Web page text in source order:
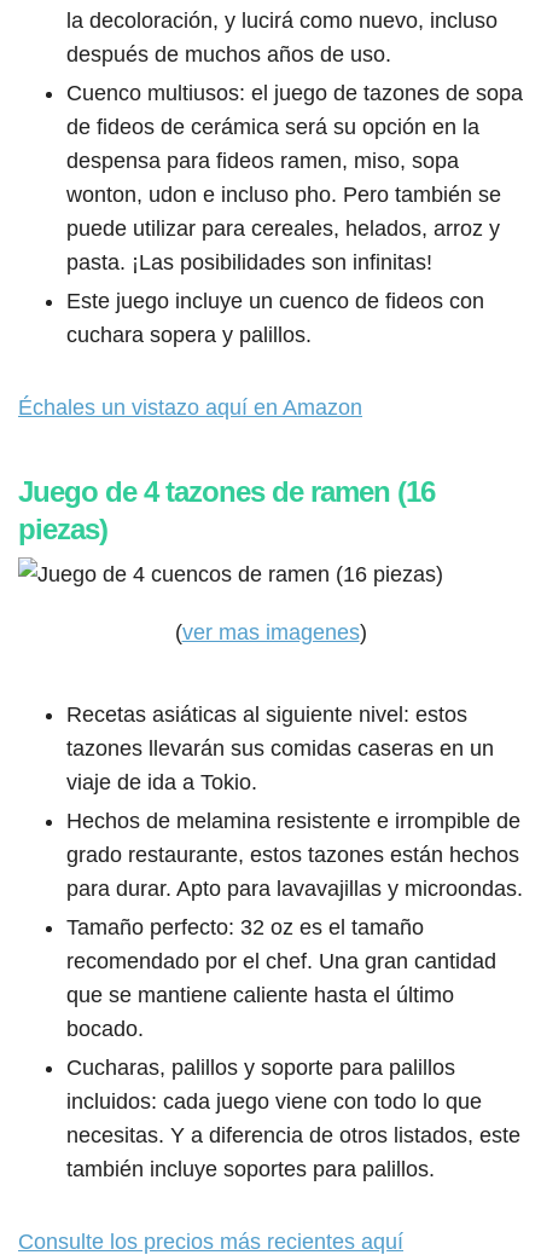
la decoloración, y lucirá como nuevo, incluso
después de muchos años de uso.
Cuenco multiusos: el juego de tazones de sopa
de fideos de cerámica será su opción en la
despensa para fideos ramen, miso, sopa
wonton, udon e incluso pho. Pero también se
puede utilizar para cereales, helados, arroz y
pasta. ¡Las posibilidades son infinitas!
Este juego incluye un cuenco de fideos con
cuchara sopera y palillos.
Échales un vistazo aquí en Amazon
Juego de 4 tazones de ramen (16
piezas)
(ver mas imagenes)
Recetas asiáticas al siguiente nivel: estos
tazones llevarán sus comidas caseras en un
viaje de ida a Tokio.
Hechos de melamina resistente e irrompible de
grado restaurante, estos tazones están hechos
para durar. Apto para lavavajillas y microondas.
Tamaño perfecto: 32 oz es el tamaño
recomendado por el chef. Una gran cantidad
que se mantiene caliente hasta el último
bocado.
Cucharas, palillos y soporte para palillos
incluidos: cada juego viene con todo lo que
necesitas. Y a diferencia de otros listados, este
también incluye soportes para palillos.
Consulte los precios más recientes aquí